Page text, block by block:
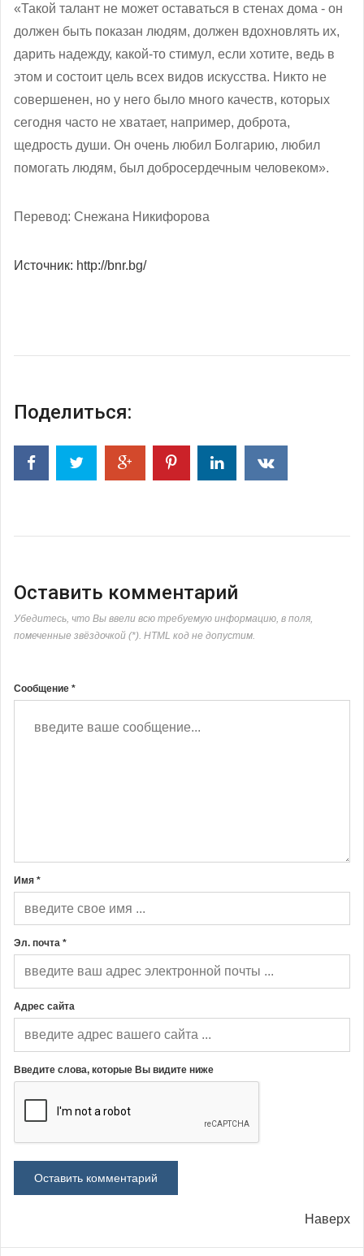
«Такой талант не может оставаться в стенах дома - он
должен быть показан людям, должен вдохновлять их,
дарить надежду, какой-то стимул, если хотите, ведь в
этом и состоит цель всех видов искусства. Никто не
совершенен, но у него было много качеств, которых
сегодня часто не хватает, например, доброта,
щедрость души. Он очень любил Болгарию, любил
помогать людям, был добросердечным человеком».
Перевод: Снежана Никифорова
Источник: http://bnr.bg/
Поделиться:
Оставить комментарий
Убедитесь, что Вы ввели всю требуемую информацию, в поля,
помеченные звёздочкой (*). HTML код не допустим.
Сообщение *
Имя *
Эл. почта *
Адрес сайта
Введите слова, которые Вы видите ниже
Наверх